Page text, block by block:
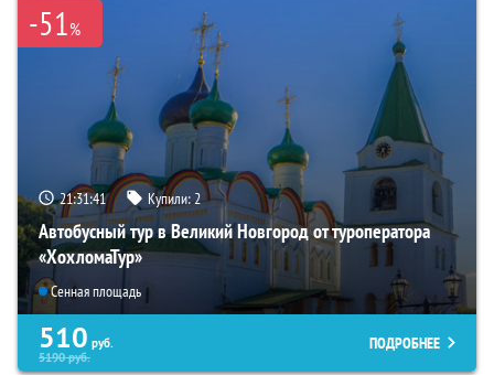
-51%
21:31:40 Купили:2
Автобусный тур в Великий Новгород от туроператора
«ХохломаТур»
Сенная площадь
510 руб.
5190руб.
ПОДРОБНЕЕ